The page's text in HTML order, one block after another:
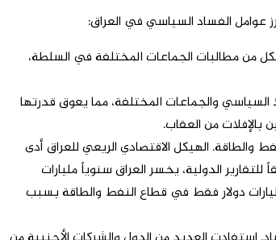
عوامل الفساد السياسي في العراق:
من مطالبات الجماعات المختلفة في السلطة،
والجماعات المختلفة، مما يعوق قدرتها
من العقاب.
الهيكل الاقتصادي الريعي للعراق أدى
الدولية، يخسر العراق سنوياً مليارات
من عائدات النفط بسبب الإدارة الضعيفة والفساد الواسع. على سبيل المثال، وفقاً لتقرير البنك الدولي في عام 2022، خسر العراق أكثر من 10 مليارات دولار فقط في قطاع النفط والطاقة بسبب